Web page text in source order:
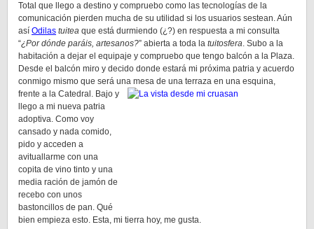
Total que llego a destino y compruebo como las tecnologías de la
comunicación pierden mucha de su utilidad si los usuarios sestean. Aún
así Odilas tuitea que está durmiendo (¿?) en respuesta a mi consulta
“¿Por dónde paráis, artesanos?” abierta a toda la tuitosfera. Subo a la
habitación a dejar el equipaje y compruebo que tengo balcón a la Plaza.
Desde el balcón miro y decido donde estará mi próxima patria y acuerdo
conmigo mismo que será una mesa de una terraza en una esquina,
frente a la Catedral. Bajo y
llego a mi nueva patria
adoptiva. Como voy
cansado y nada comido,
pido y acceden a
avituallarme con una
copita de vino tinto y una
media ración de jamón de
recebo con unos
bastoncillos de pan. Qué
bien empieza esto. Esta, mi tierra hoy, me gusta.